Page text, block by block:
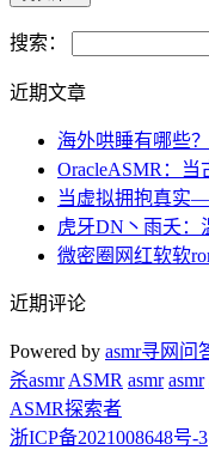
搜索：
近期文章
海外哄睡有哪些？
OracleASMR：
当虚拟拥抱真实
虎牙DN丶雨夭：
微密圈网红软软
近期评论
Powered by asmr寻网问
杀asmr ASMR asmr asmr
ASMR探索者
浙ICP备2021008648号-3